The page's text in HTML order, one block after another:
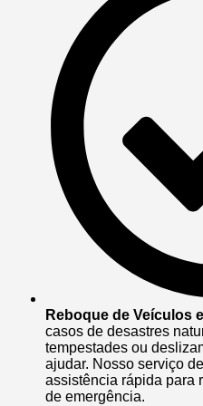
Reboque de Veículos
casos de desastres
tempestades ou
ajudar. Nosso serviço
assistência rápida para
de emergência.